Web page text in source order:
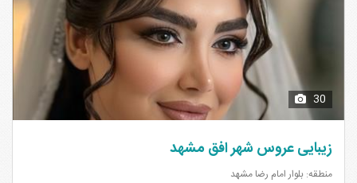
30
زیبایی عروس شهر افق مشهد
منطقه: بلوار امام رضا مشهد